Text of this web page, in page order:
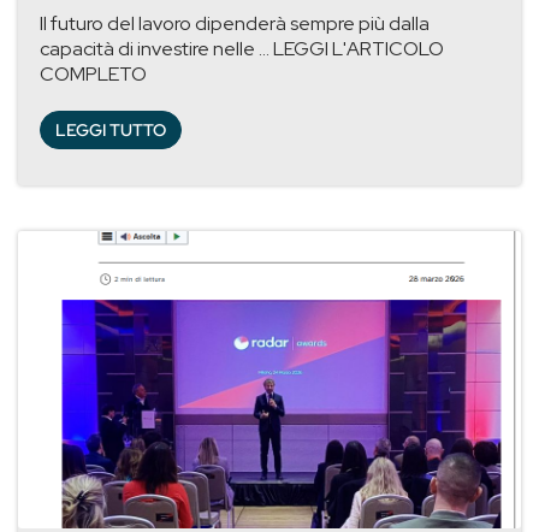
Il futuro del lavoro dipenderà sempre più dalla
capacità di investire nelle ... LEGGI L'ARTICOLO
COMPLETO
LEGGI TUTTO